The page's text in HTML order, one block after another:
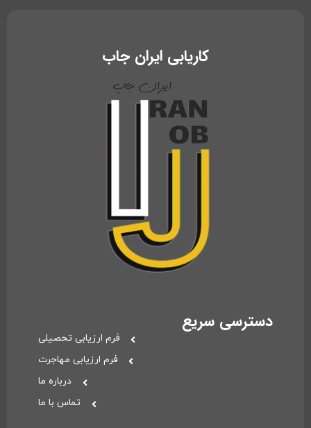
کاریابی ایران جاب
دسترسی سریع
فرم ارزیابی تحصیلی
فرم ارزیابی مهاجرت
درباره ما
تماس با ما